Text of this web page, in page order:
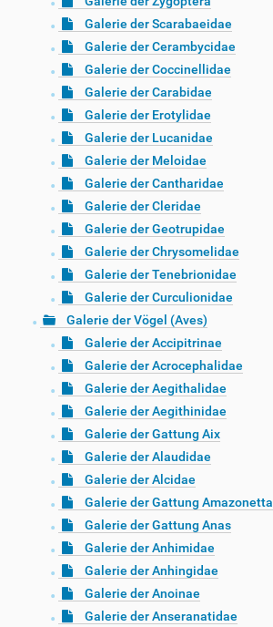
Galerie der Scarabaeidae
Galerie der Cerambycidae
Galerie der Coccinellidae
Galerie der Carabidae
Galerie der Erotylidae
Galerie der Lucanidae
Galerie der Meloidae
Galerie der Cantharidae
Galerie der Cleridae
Galerie der Geotrupidae
Galerie der Chrysomelidae
Galerie der Tenebrionidae
Galerie der Curculionidae
Galerie der Vögel (Aves)
Galerie der Accipitrinae
Galerie der Acrocephalidae
Galerie der Aegithalidae
Galerie der Aegithinidae
Galerie der Gattung Aix
Galerie der Alaudidae
Galerie der Alcidae
Galerie der Gattung Amazonetta
Galerie der Gattung Anas
Galerie der Anhimidae
Galerie der Anhingidae
Galerie der Anoinae
Galerie der Anseranatidae